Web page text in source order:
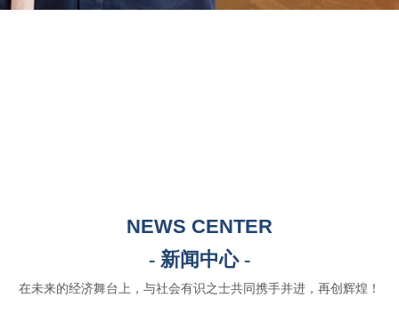
NEWS CENTER
- 新闻中心 -
在未来的经济舞台上，与社会有识之士共同携手并进，再创辉煌！